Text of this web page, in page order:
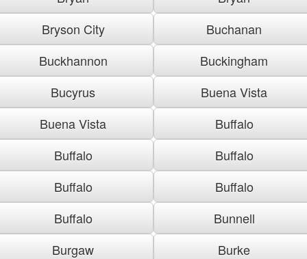
Bryson City
Buchanan
Buckhannon
Buckingham
Bucyrus
Buena Vista
Buena Vista
Buffalo
Buffalo
Buffalo
Buffalo
Buffalo
Buffalo
Bunnell
Burgaw
Burke